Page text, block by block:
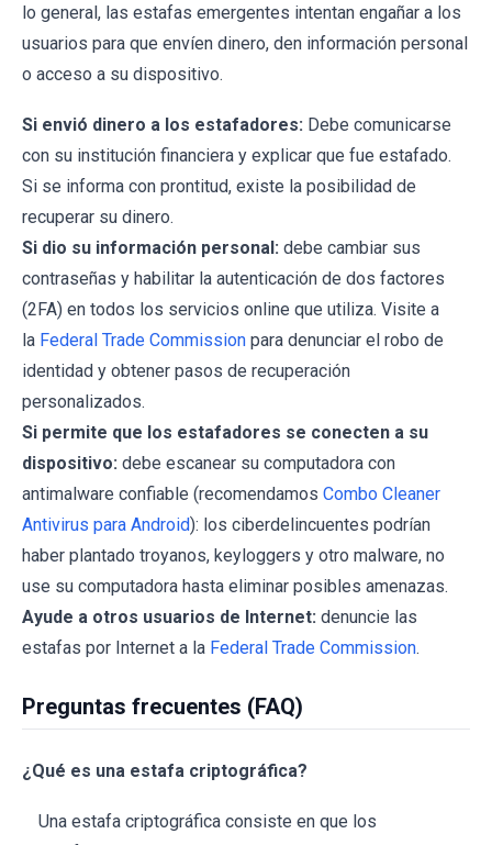
lo general, las estafas emergentes intentan engañar a los
usuarios para que envíen dinero, den información personal
o acceso a su dispositivo.
Si envió dinero a los estafadores: Debe comunicarse
con su institución financiera y explicar que fue estafado.
Si se informa con prontitud, existe la posibilidad de
recuperar su dinero.
Si dio su información personal: debe cambiar sus
contraseñas y habilitar la autenticación de dos factores
(2FA) en todos los servicios online que utiliza. Visite a
la Federal Trade Commission para denunciar el robo de
identidad y obtener pasos de recuperación
personalizados.
Si permite que los estafadores se conecten a su
dispositivo: debe escanear su computadora con
antimalware confiable (recomendamos Combo Cleaner
Antivirus para Android): los ciberdelincuentes podrían
haber plantado troyanos, keyloggers y otro malware, no
use su computadora hasta eliminar posibles amenazas.
Ayude a otros usuarios de Internet: denuncie las
estafas por Internet a la Federal Trade Commission.
Preguntas frecuentes (FAQ)
¿Qué es una estafa criptográfica?
Una estafa criptográfica consiste en que los